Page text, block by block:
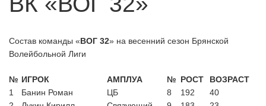
29.07.2026
Новые лица в пляжном волейболе
Состав команды «ВОГ 32» на весенний сезон Брянской
Волейбольной Лиги
№ ИГРОК АМПЛУА № РОСТ
ВОЗРАСТ
1
Банин Роман ЦБ 8 192
40